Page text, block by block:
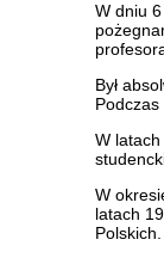
W dniu
Był
W
W
latach
Polskich.